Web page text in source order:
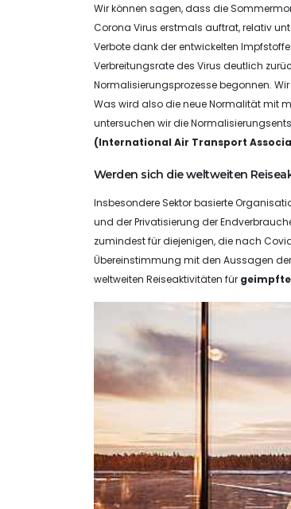
Wir können sagen, dass die
Corona Virus erstmals auftrat, relativ
Verbote dank der entwickelten
Verbreitungsrate des Virus deutlich
Normalisierungsprozesse begonnen.
Was wird also die neue Normalität mit
untersuchen wir die
(International Air Transport
Werden sich die weltweiten
Insbesondere Sektor basierte
und der Privatisierung der
zumindest für diejenigen, die nach
Übereinstimmung mit den Aussagen
weltweiten Reiseaktivitäten für geimpfte